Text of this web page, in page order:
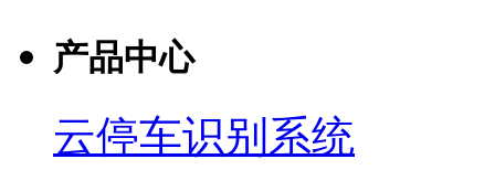
产品中心
云停车识别系统